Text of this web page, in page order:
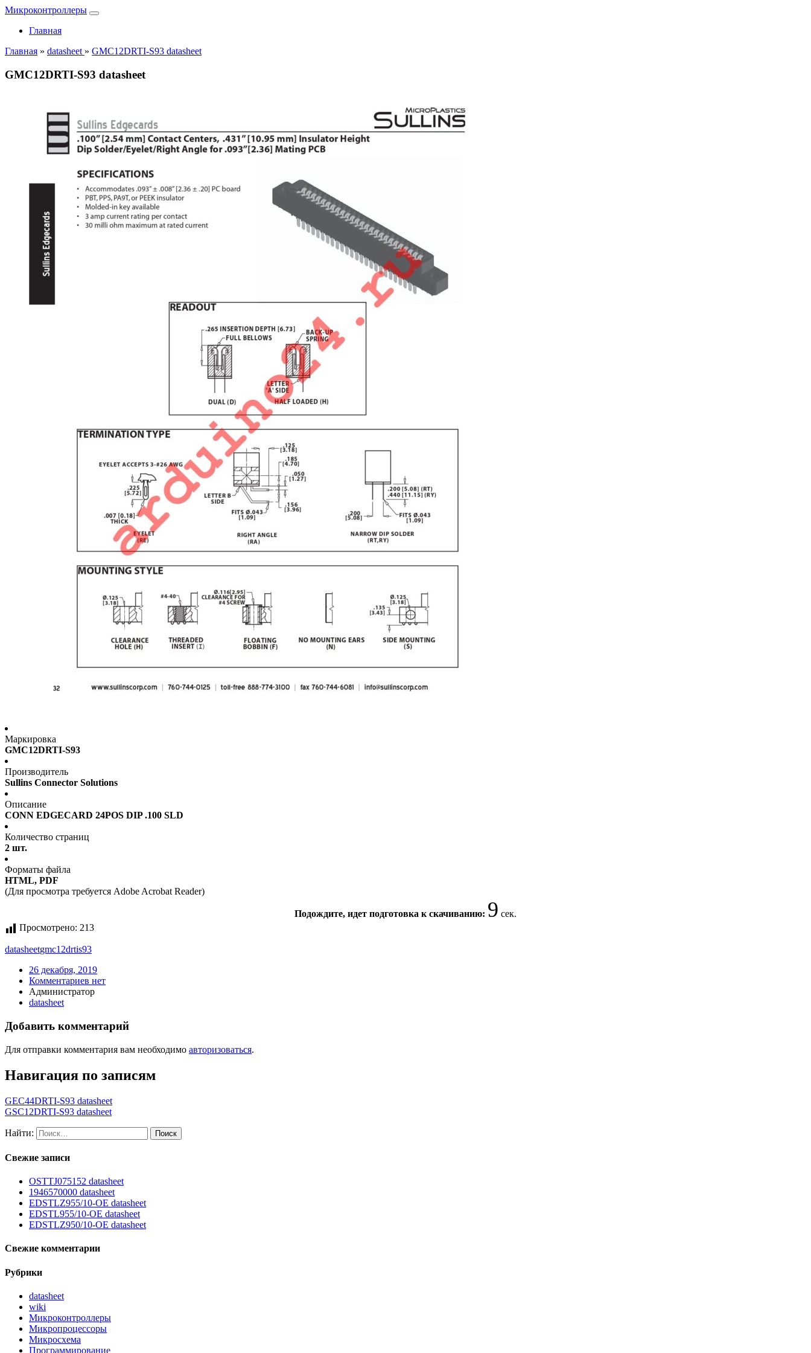
Микроконтроллеры
Главная
Главная » datasheet » GMC12DRTI-S93 datasheet
GMC12DRTI-S93 datasheet
Маркировка
GMC12DRTI-S93
Производитель
Sullins Connector Solutions
Описание
CONN EDGECARD 24POS DIP .100 SLD
Количество страниц
2 шт.
Форматы файла
HTML, PDF
(Для просмотра требуется Adobe Acrobat Reader)
Подождите, идет подготовка к скачиванию: 8 сек.
Просмотрено: 213
datasheetgmc12drtis93
26 декабря, 2019
Комментариев нет
Администратор
datasheet
Добавить комментарий
Для отправки комментария вам необходимо авторизоваться.
Навигация по записям
GEC44DRTI-S93 datasheet
GSC12DRTI-S93 datasheet
Найти:
Свежие записи
OSTTJ075152 datasheet
1946570000 datasheet
EDSTLZ955/10-OE datasheet
EDSTL955/10-OE datasheet
EDSTLZ950/10-OE datasheet
Свежие комментарии
Рубрики
datasheet
wiki
Микроконтроллеры
Микропроцессоры
Микросхема
Программирование